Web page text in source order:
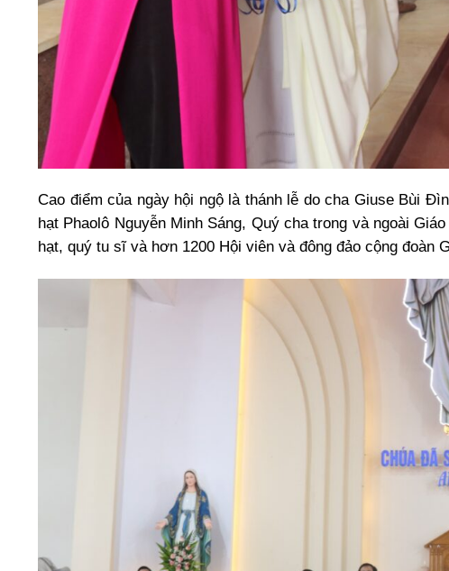
Cao điểm của ngày hội ngộ là thánh lễ do cha Giuse Bùi
hạt Phaolô Nguyễn Minh Sáng, Quý cha trong và ngoài
hạt, quý tu sĩ và hơn 1200 Hội viên và đông đảo cộng đoàn